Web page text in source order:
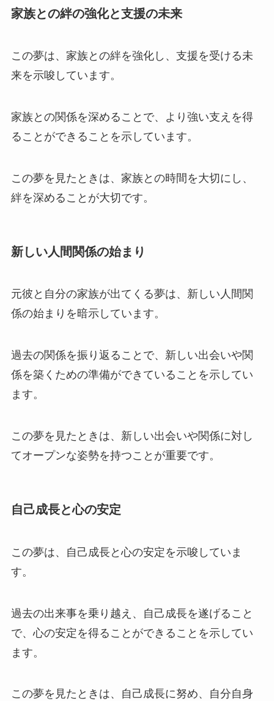
家族との絆の強化と支援の未来
この夢は、家族との絆を強化し、支援を受ける未
来を示唆しています。
家族との関係を深めることで、より強い支えを得
ることができることを示しています。
この夢を見たときは、家族との時間を大切にし、
絆を深めることが大切です。
新しい人間関係の始まり
元彼と自分の家族が出てくる夢は、新しい人間関
係の始まりを暗示しています。
過去の関係を振り返ることで、新しい出会いや関
係を築くための準備ができていることを示してい
ます。
この夢を見たときは、新しい出会いや関係に対し
てオープンな姿勢を持つことが重要です。
自己成長と心の安定
この夢は、自己成長と心の安定を示唆していま
す。
過去の出来事を乗り越え、自己成長を遂げること
で、心の安定を得ることができることを示してい
ます。
この夢を見たときは、自己成長に努め、自分自身